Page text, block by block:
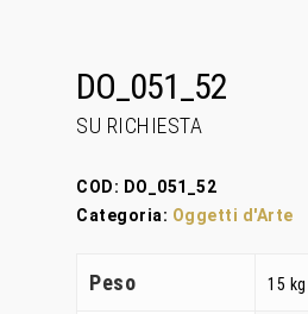
DO_051_52
SU RICHIESTA
COD: DO_051_52
Categoria: Oggetti d'Arte
Peso 15 kg